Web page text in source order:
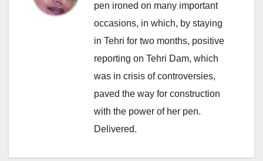
pen ironed on many important
occasions, in which, by staying
in Tehri for two months, positive
reporting on Tehri Dam, which
was in crisis of controversies,
paved the way for construction
with the power of her pen.
Delivered.